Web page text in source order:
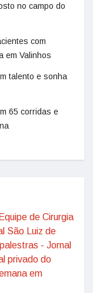
no campo do
com
em Valinhos
talento e sonha
65 corridas e
de Cirurgia
São Luiz de
- Jornal
privado do
em